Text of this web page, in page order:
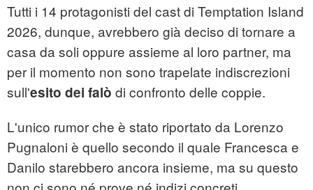
Tutti i 14 protagonisti del cast di Temptation Island
2026, dunque, avrebbero già deciso di tornare a
casa da soli oppure assieme al loro partner, ma
per il momento non sono trapelate indiscrezioni
sull'esito dei falò di confronto delle coppie.
L'unico rumor che è stato riportato da Lorenzo
Pugnaloni è quello secondo il quale Francesca e
Danilo starebbero ancora insieme, ma su questo